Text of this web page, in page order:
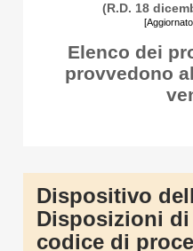
(R.D. 18
Elenco dei
provvedono
Dispositivo
Disposizioni
codice di